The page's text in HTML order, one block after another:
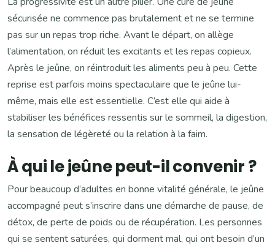
sécurisée ne commence pas brutalement et ne se termine
pas sur un repas trop riche. Avant le départ, on allège
l’alimentation, on réduit les excitants et les repas copieux.
Après le jeûne, on réintroduit les aliments peu à peu. Cette
reprise est parfois moins spectaculaire que le jeûne lui-
même, mais elle est essentielle. C’est elle qui aide à
stabiliser les bénéfices ressentis sur le sommeil, la digestion,
la sensation de légèreté ou la relation à la faim.
À qui le jeûne peut-il convenir ?
Pour beaucoup d’adultes en bonne vitalité générale, le jeûne
accompagné peut s’inscrire dans une démarche de pause, de
détox, de perte de poids ou de récupération. Les personnes
qui se sentent saturées, qui dorment mal, qui ont besoin d’un